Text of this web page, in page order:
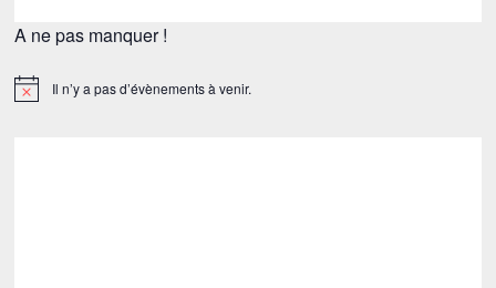
A ne pas manquer !
Notice Il n’y a pas d’évènements à venir.